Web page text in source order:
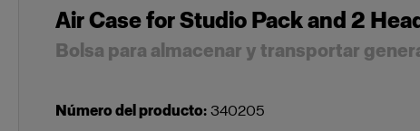
Air Case for Studio Pack and 2
Bolsa para almacenar y transportar
Número del producto: 340205